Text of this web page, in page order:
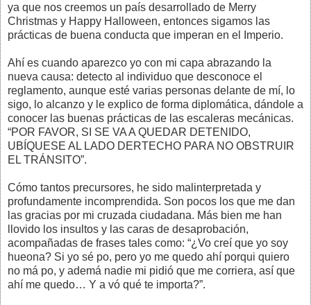
ya que nos creemos un país desarrollado de Merry
Christmas y Happy Halloween, entonces sigamos las
prácticas de buena conducta que imperan en el Imperio.
Ahí es cuando aparezco yo con mi capa abrazando la
nueva causa: detecto al individuo que desconoce el
reglamento, aunque esté varias personas delante de mí, lo
sigo, lo alcanzo y le explico de forma diplomática, dándole a
conocer las buenas prácticas de las escaleras mecánicas.
“POR FAVOR, SI SE VA A QUEDAR DETENIDO,
UBÍQUESE AL LADO DERTECHO PARA NO OBSTRUIR
EL TRÁNSITO”.
Cómo tantos precursores, he sido malinterpretada y
profundamente incomprendida. Son pocos los que me dan
las gracias por mi cruzada ciudadana. Más bien me han
llovido los insultos y las caras de desaprobación,
acompañadas de frases tales como: “¿Vo creí que yo soy
hueona? Si yo sé po, pero yo me quedo ahí porqui quiero
no má po, y ademá nadie mi pidió que me corriera, así que
ahí me quedo… Y a vó qué te importa?”.